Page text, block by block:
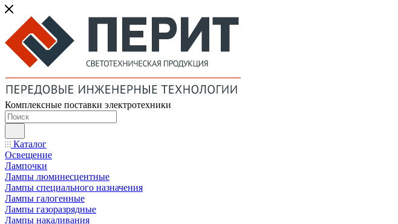
Комплексные поставки электротехники
Каталог
Освещение
Лампочки
Лампы люминесцентные
Лампы специального назначения
Лампы галогенные
Лампы газоразрядные
Лампы накаливания